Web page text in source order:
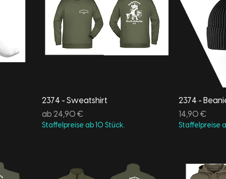
2374 - Sweatshirt
ab 24,90 €
Sale-Preis
Staffelpreise ab 10 Stück.
2374 -
Preis
14,90 €
Staffelpreise